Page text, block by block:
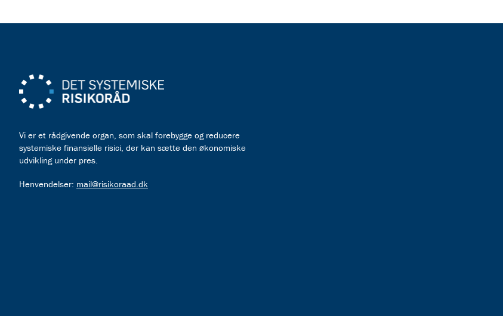
Vi er et rådgivende organ, som skal forebygge og reducere
systemiske finansielle risici, der kan sætte den økonomiske
udvikling under pres.
Henvendelser: mail@risikoraad.dk